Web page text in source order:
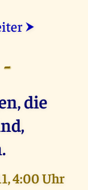
⮞
-
die
4:00 Uhr